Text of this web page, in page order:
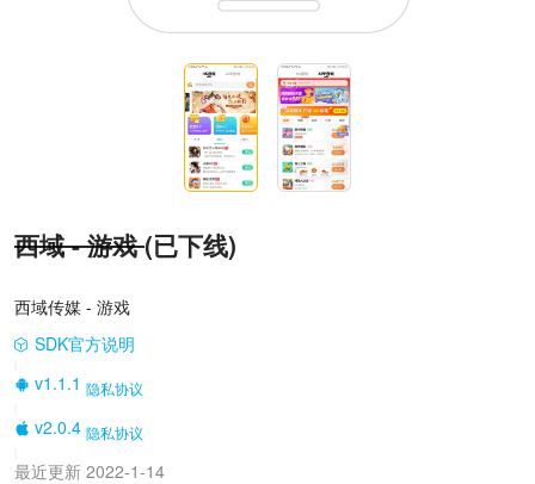
西域 - 游戏(已下线)
西域传媒 - 游戏
SDK官方说明
v1.1.1 隐私协议
v2.0.4 隐私协议
最近更新 2022-1-14